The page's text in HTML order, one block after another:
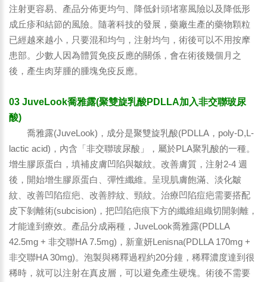
注射更容易、產品分佈更均勻、降低針頭堵塞風險以及降低形
成丘疹和結節的風險。隨著科技的發展，藥廠生產的藥物顆粒
已經越來越小，只要混和均勻，注射均勻，術後可以不用按摩
患部。少數人因為體質免疫反應的關係，會在術後幾個月之
後，產生肉芽腫的腫塊免疫反應。
03 JuveLook喬雅露(聚雙旋乳酸PDLLA加入非交聯玻尿
酸)
喬雅露(JuveLook)，成分是聚雙旋乳酸(PDLLA，poly-D,L-
lactic acid)，內含「非交聯玻尿酸」，屬於PLA聚乳酸的一種。
增生膠原蛋白，填補皮膚凹陷與皺紋。改善膚質，注射2-4 週
後，開始增生膠原蛋白、彈性纖維。呈現肌膚飽滿、淡化皺
紋、改善凹陷痘疤、改善脖紋、頸紋。治療凹陷痘疤需要搭配
皮下剝離術(subcision)，把凹陷疤痕下方的纖維組織切開剝離，
才能達到療效。產品分成兩種，JuveLook喬雅露(PDLLA
42.5mg + 非交聯HA 7.5mg)，新童妍Lenisna(PDLLA 170mg +
非交聯HA 30mg)。泡製與稀釋過程約20分鐘，稀釋濃度達到很
稀時，就可以注射在真皮層，可以避免產生硬塊。術後不需要